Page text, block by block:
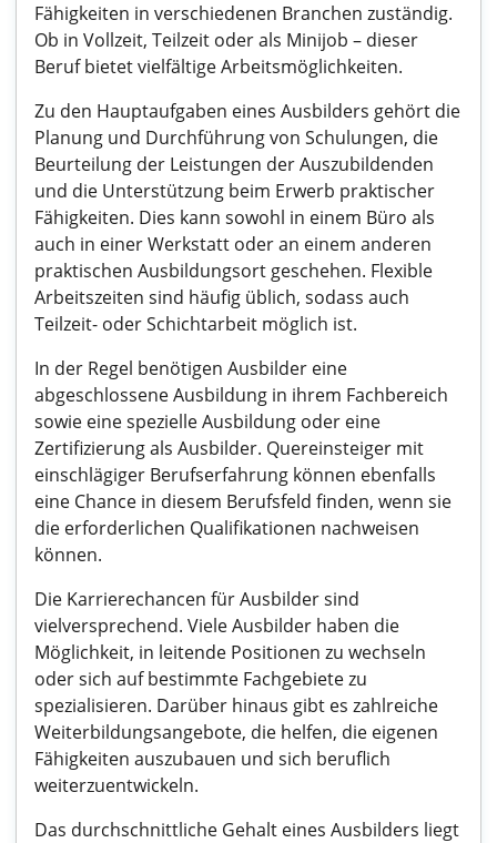
Fähigkeiten in verschiedenen Branchen zuständig.
Ob in Vollzeit, Teilzeit oder als Minijob – dieser
Beruf bietet vielfältige Arbeitsmöglichkeiten.
Zu den Hauptaufgaben eines Ausbilders gehört die
Planung und Durchführung von Schulungen, die
Beurteilung der Leistungen der Auszubildenden
und die Unterstützung beim Erwerb praktischer
Fähigkeiten. Dies kann sowohl in einem Büro als
auch in einer Werkstatt oder an einem anderen
praktischen Ausbildungsort geschehen. Flexible
Arbeitszeiten sind häufig üblich, sodass auch
Teilzeit- oder Schichtarbeit möglich ist.
In der Regel benötigen Ausbilder eine
abgeschlossene Ausbildung in ihrem Fachbereich
sowie eine spezielle Ausbildung oder eine
Zertifizierung als Ausbilder. Quereinsteiger mit
einschlägiger Berufserfahrung können ebenfalls
eine Chance in diesem Berufsfeld finden, wenn sie
die erforderlichen Qualifikationen nachweisen
können.
Die Karrierechancen für Ausbilder sind
vielversprechend. Viele Ausbilder haben die
Möglichkeit, in leitende Positionen zu wechseln
oder sich auf bestimmte Fachgebiete zu
spezialisieren. Darüber hinaus gibt es zahlreiche
Weiterbildungsangebote, die helfen, die eigenen
Fähigkeiten auszubauen und sich beruflich
weiterzuentwickeln.
Das durchschnittliche Gehalt eines Ausbilders liegt